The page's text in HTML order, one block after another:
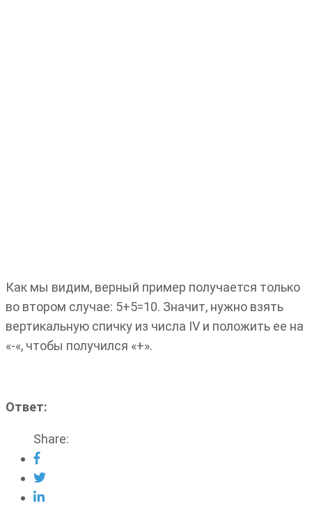
Как мы видим, верный пример получается только
во втором случае: 5+5=10. Значит, нужно взять
вертикальную спичку из числа IV и положить ее на
«-«, чтобы получился «+».
Ответ:
Share: